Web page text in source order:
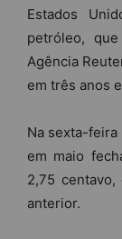
Estados
petróleo,
Agência
em três anos
Na sexta-
em maio
2,75 centavo,
anterior.